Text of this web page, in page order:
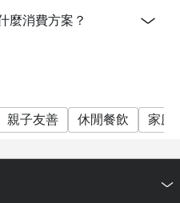
Eatigo協議下保留一切有
麼消費方案？
親子友善 休閒餐飲 家庭